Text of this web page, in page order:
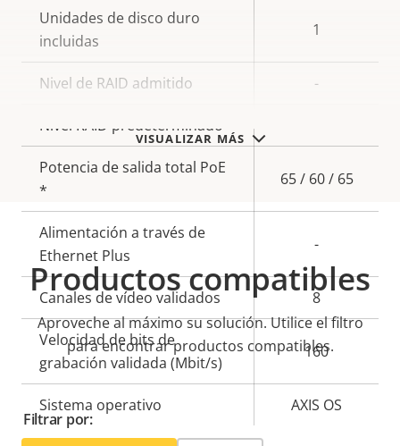
VISUALIZAR MÁS
Unidades de disco duro
incluidas
1
Nivel de RAID admitido -
Nivel RAID predeterminado
Potencia de salida total PoE
*
65 / 60 / 65
Alimentación a través de
Ethernet Plus
-
Canales de vídeo validados 8
Velocidad de bits de
grabación validada (Mbit/s)
160
Sistema operativo AXIS OS
Productos compatibles
Aproveche al máximo su solución. Utilice el filtro
para encontrar productos compatibles.
Filtrar por: